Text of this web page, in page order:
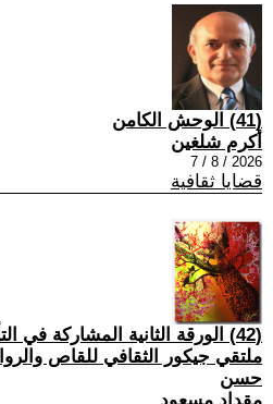
(41) الوحش الكامن
أكرم شلغين
2026 / 8 / 7
قضايا ثقافية
(42) الورقة الثانية المشاركة في
ملتقي جيكور الثقافي للقاص
حسن